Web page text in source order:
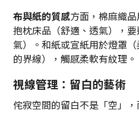
布與紙的質感方面，棉麻織
抱枕床品（舒適、透氣），
氣）。和紙或宣紙用於燈罩
的界線），觸感柔軟有紋理。
視線管理：留白的藝術
侘寂空間的留白不是「空」